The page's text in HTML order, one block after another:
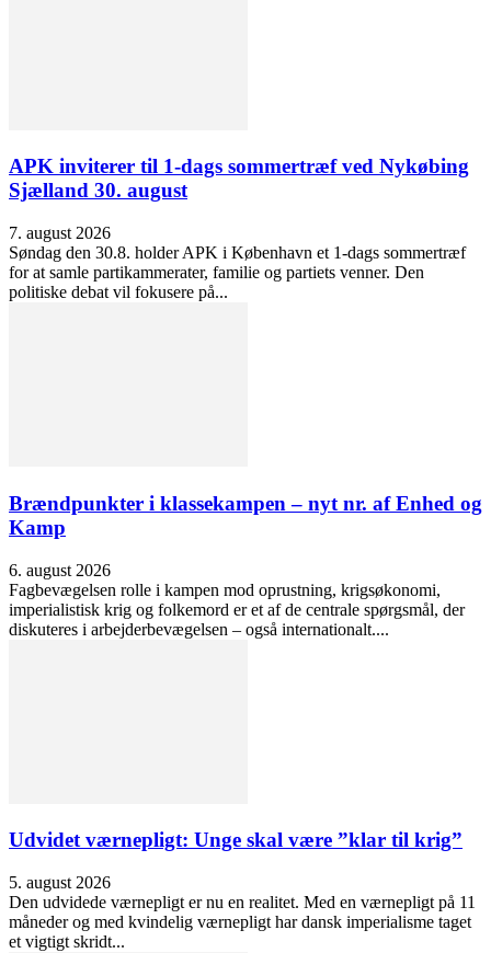
APK inviterer til 1-dags sommertræf ved Nykøbing
Sjælland 30. august
7. august 2026
Søndag den 30.8. holder APK i København et 1-dags sommertræf
for at samle partikammerater, familie og partiets venner. Den
politiske debat vil fokusere på...
Brændpunkter i klassekampen – nyt nr. af Enhed og
Kamp
6. august 2026
Fagbevægelsen rolle i kampen mod oprustning, krigsøkonomi,
imperialistisk krig og folkemord er et af de centrale spørgsmål, der
diskuteres i arbejderbevægelsen – også internationalt....
Udvidet værnepligt: Unge skal være ”klar til krig”
5. august 2026
Den udvidede værnepligt er nu en realitet. Med en værnepligt på 11
måneder og med kvindelig værnepligt har dansk imperialisme taget
et vigtigt skridt...